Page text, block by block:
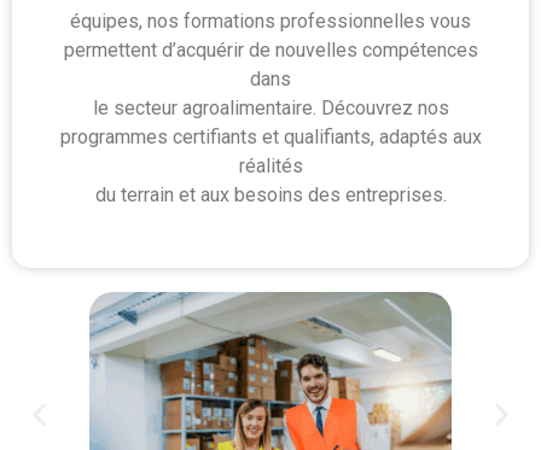
équipes, nos formations professionnelles vous
permettent d’acquérir de nouvelles compétences
dans
le secteur agroalimentaire. Découvrez nos
programmes certifiants et qualifiants, adaptés aux
réalités
du terrain et aux besoins des entreprises.